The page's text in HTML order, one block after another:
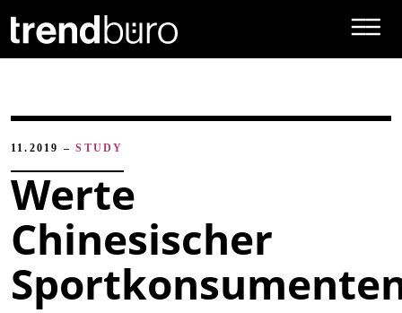
11.2019 STUDY
Werte
Chinesischer